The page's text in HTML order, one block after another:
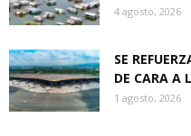
4 agosto, 2026
SE
DE CARA A
1 agosto, 2026